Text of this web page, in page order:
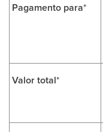
Pagamento para*
Valor total*